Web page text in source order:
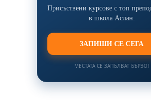
Присъствени курсове с топ
в школа Аслан.
ЗАПИШИ СЕ СЕГА
МЕСТАТА СЕ ЗАПЪЛВАТ БЪРЗО!